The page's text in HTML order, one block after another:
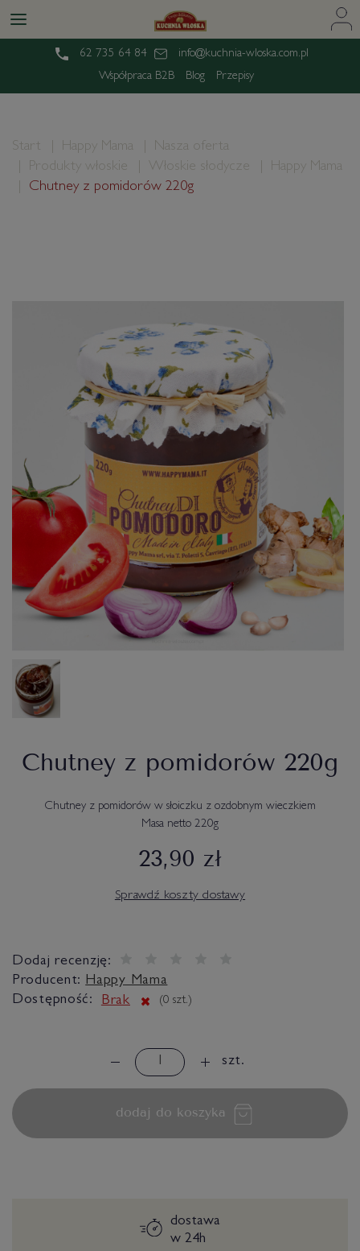
62 735 64 84
info@kuchnia-wloska.com.pl
Współpraca B2B
Blog Przepisy
Start Happy Mama
Nasza oferta
Produkty włoskie
Włoskie słodycze
Happy Mama
Chutney z pomidorów 220g
Chutney z pomidorów 220g
Chutney z pomidorów w słoiczku z ozdobnym wieczkiem
Masa netto 220g
23,90 zł
Sprawdź koszty dostawy
Dodaj recenzję:
Producent: Happy Mama
Dostępność:
Brak (0 szt.)
szt.
dodaj do koszyka
dostawa
w 24h